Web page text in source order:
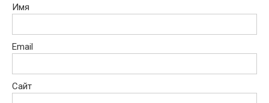
Имя
Email
Сайт